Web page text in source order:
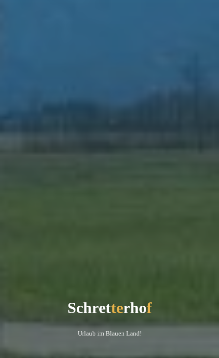
Schretterhof
Urlaub im Blauen Land!